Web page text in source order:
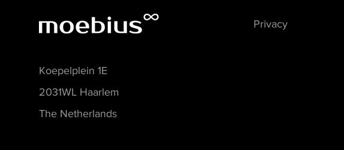
Privacy
Koepelplein 1E
2031WL Haarlem
The Netherlands